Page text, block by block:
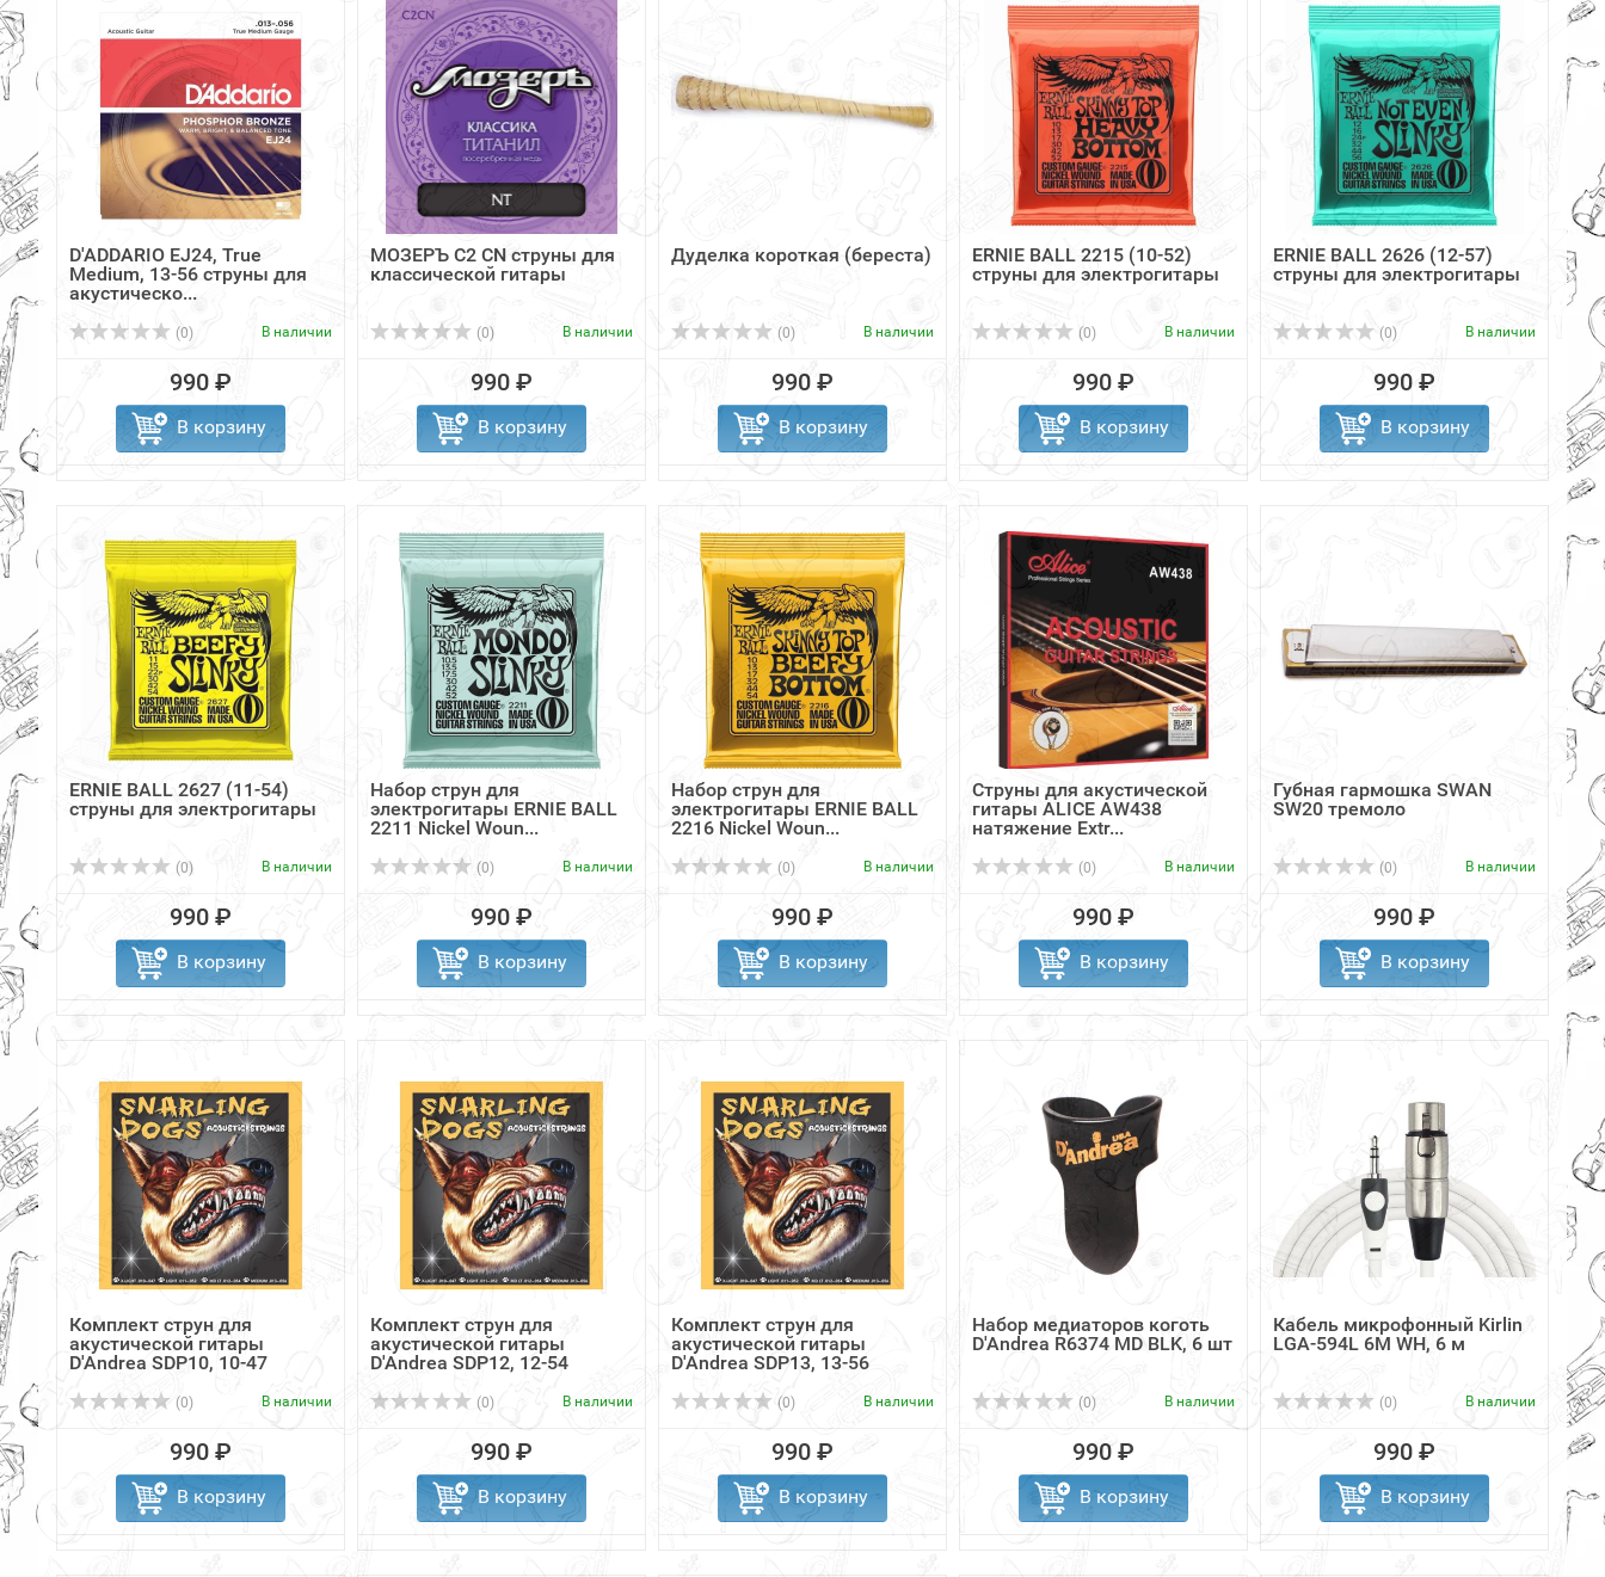
D'ADDARIO EJ24, True
Medium, 13-56 струны для
акустическо...
(0) В наличии
990 ₽
В корзину
МОЗЕРЪ C2 CN струны для
классической гитары
(0) В наличии
990 ₽
В корзину
Дуделка короткая (береста)
(0) В наличии
990 ₽
В корзину
ERNIE BALL 2215 (10-52)
струны для электрогитары
(0) В наличии
990 ₽
В корзину
ERNIE BALL 2626 (12-57)
струны для электрогитары
(0) В наличии
990 ₽
В корзину
ERNIE BALL 2627 (11-54)
струны для электрогитары
(0) В наличии
990 ₽
В корзину
Набор струн для
электрогитары ERNIE BALL
2211 Nickel Woun...
(0) В наличии
990 ₽
В корзину
Набор струн для
электрогитары ERNIE BALL
2216 Nickel Woun...
(0) В наличии
990 ₽
В корзину
Струны для акустической
гитары ALICE AW438
натяжение Extr...
(0) В наличии
990 ₽
В корзину
Губная гармошка SWAN
SW20 тремоло
(0) В наличии
990 ₽
В корзину
Комплект струн для
акустической гитары
D'Andrea SDP10, 10-47
(0) В наличии
990 ₽
В корзину
Комплект струн для
акустической гитары
D'Andrea SDP12, 12-54
(0) В наличии
990 ₽
В корзину
Комплект струн для
акустической гитары
D'Andrea SDP13, 13-56
(0) В наличии
990 ₽
В корзину
Набор медиаторов коготь
D'Andrea R6374 MD BLK, 6 шт
(0) В наличии
990 ₽
В корзину
Кабель микрофонный Kirlin
LGA-594L 6M WH, 6 м
(0) В наличии
990 ₽
В корзину